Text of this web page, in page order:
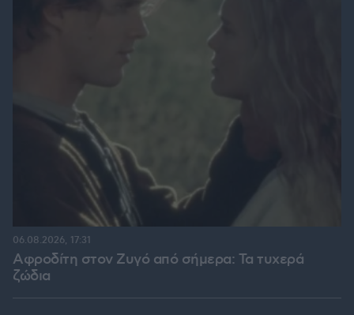
Αφροδίτη στον Ζυγό από σήμερα: Τα τυχερά
ζώδια
06.08.2026, 17:31